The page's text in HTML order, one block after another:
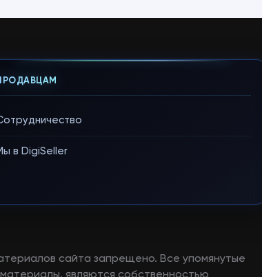
в DigiSeller
сайта запрещено. Все упомянутые